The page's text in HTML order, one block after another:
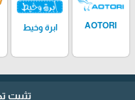
AOTORI ابرة وخيط
تثبيت